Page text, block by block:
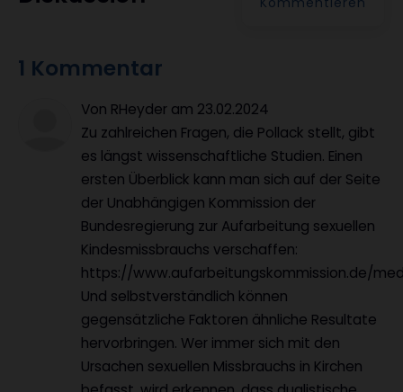
1 Kommentar
Von RHeyderam 23.02.2024
Zu zahlreichen Fragen, die Pollack stellt, gibt
es längst wissenschaftliche Studien. Einen
ersten Überblick kann man sich auf der Seite
der Unabhängigen Kommission der
Bundesregierung zur Aufarbeitung sexuellen
Kindesmissbrauchs verschaffen:
https://www.aufarbeitungskommission.de/
Und selbstverständlich können
gegensätzliche Faktoren ähnliche Resultate
hervorbringen. Wer immer sich mit den
Ursachen sexuellen Missbrauchs in Kirchen